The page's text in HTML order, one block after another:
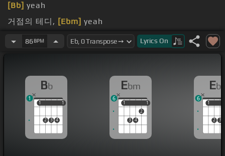
[Bb] yeah
거점의 테디, [Ebm] yeah
86 BPM Lyrics On
Bb
1
2 3 4
1
1 1
1
Ebm
1
3 4
2
1
1 1
6
Eb
1
2 3
1
6